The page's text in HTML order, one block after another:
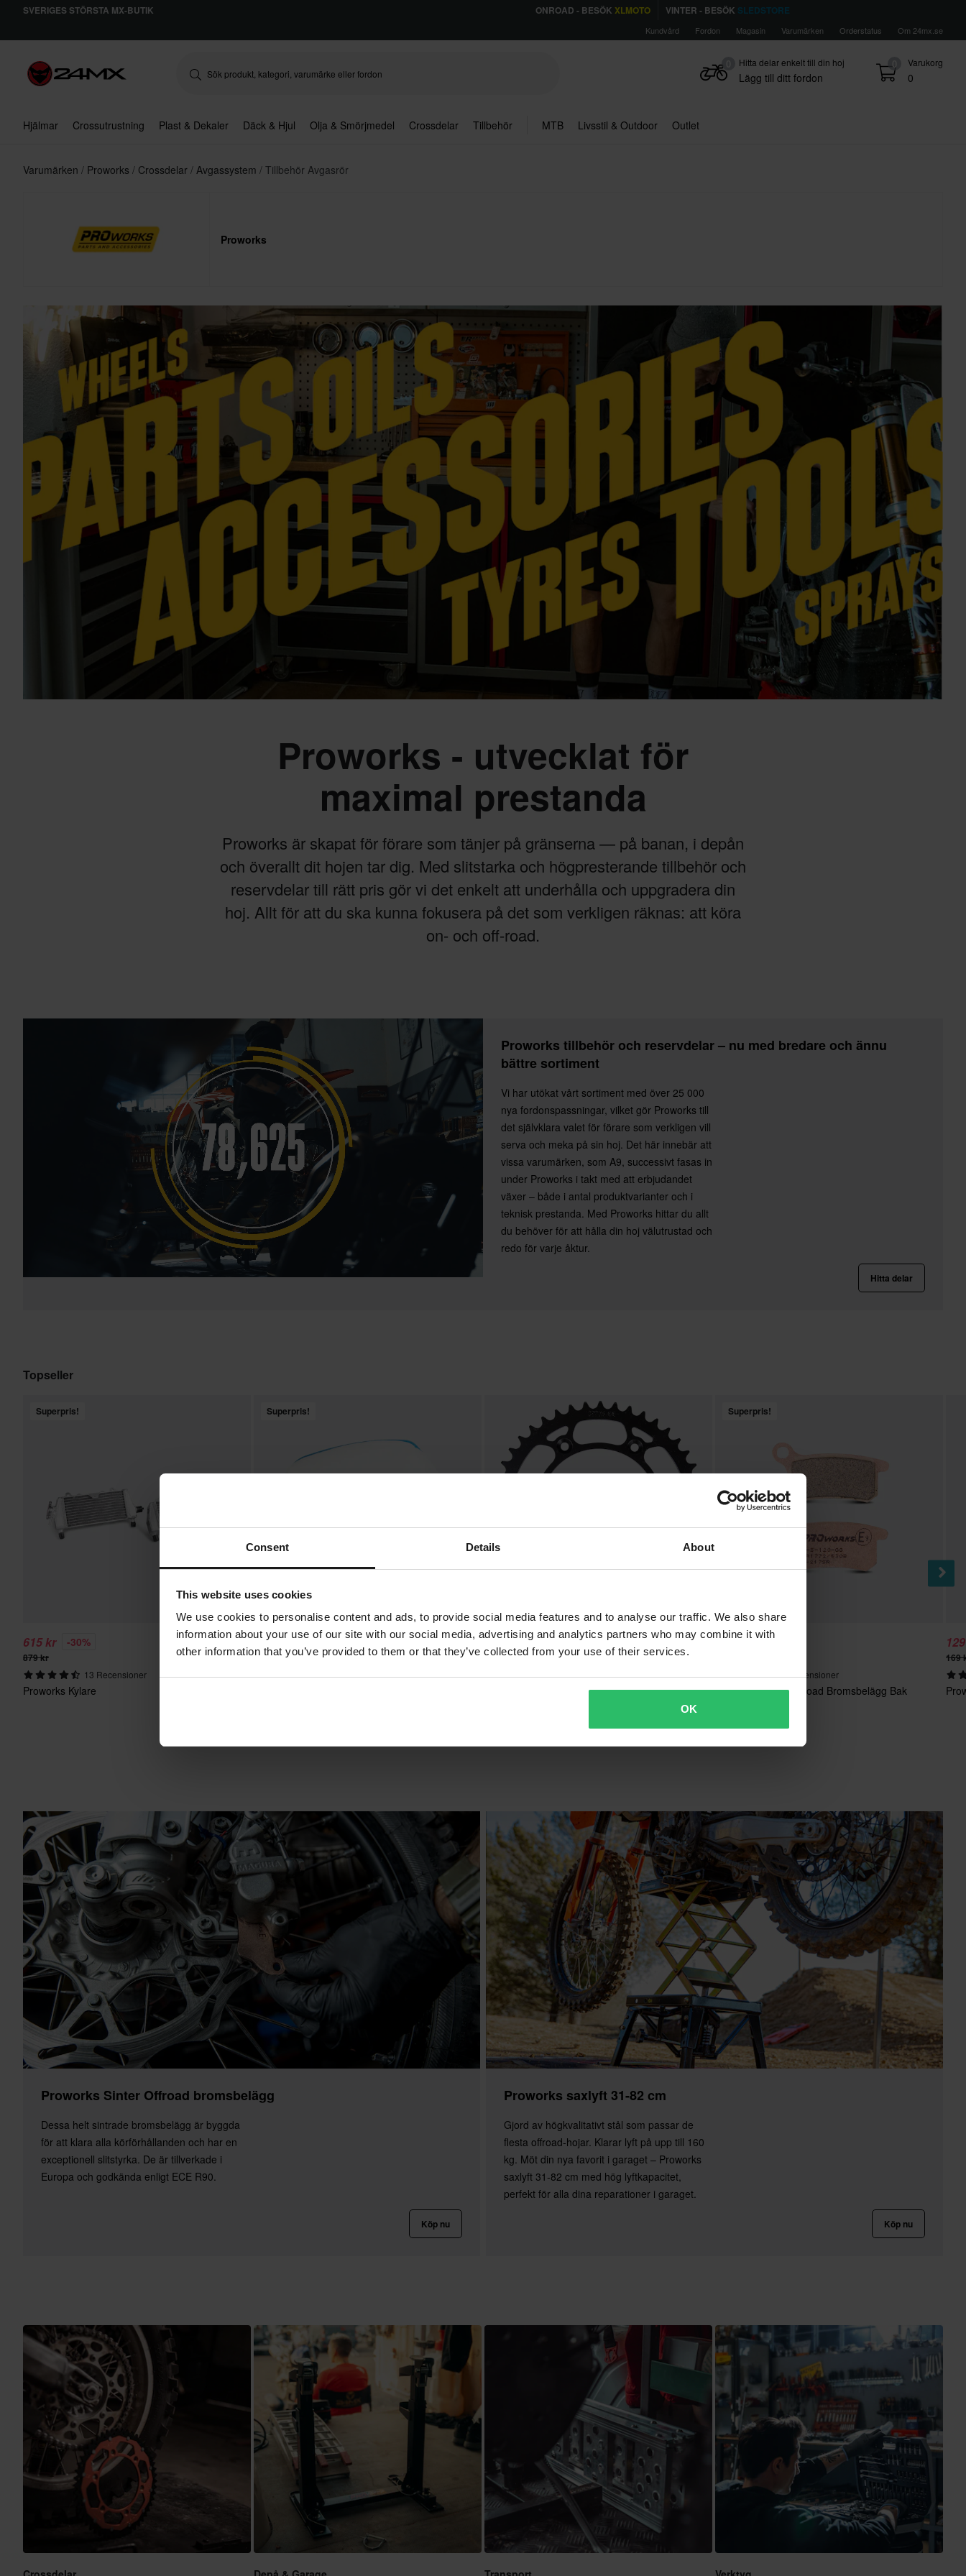
Consent Details About
This website uses cookies
We use cookies to personalise content and ads, to provide social media features and to analyse our traffic. We also share
information about your use of our site with our social media, advertising and analytics partners who may combine it with
other information that you’ve provided to them or that they’ve collected from your use of their services.
OK
SVERIGES STÖRSTA MX-BUTIK ONROAD - BESÖK XLMOTO VINTER - BESÖK SLEDSTORE
Kundvård Fordon Magasin Varumärken Orderstatus Om 24mx.se
0 Varukorg
0
Hitta delar enkelt till din hoj
Lägg till ditt fordon
Hjälmar Crossutrustning Plast & Dekaler Däck & Hjul Olja & Smörjmedel Crossdelar Tillbehör MTB Livsstil & Outdoor Outlet
Varumärken Proworks Crossdelar Avgassystem Tillbehör Avgasrör
Proworks
Proworks - utvecklat för
maximal prestanda
Proworks är skapat för förare som tänjer på gränserna — på banan, i depån
och överallt dit hojen tar dig. Med slitstarka och högpresterande tillbehör och
reservdelar till rätt pris gör vi det enkelt att underhålla och uppgradera din
hoj. Allt för att du ska kunna fokusera på det som verkligen räknas: att köra
on- och off-road.
Proworks tillbehör och reservdelar – nu med bredare och ännu
bättre sortiment
Vi har utökat vårt sortiment med över 25 000
nya fordonspassningar, vilket gör Proworks till
det självklara valet för förare som verkligen vill
serva och meka på sin hoj. Det här innebär att
vissa varumärken, som A9, successivt fasas in
under Proworks i takt med att erbjudandet
växer – både i antal produktvarianter och i
teknisk prestanda. Med Proworks hittar du allt
du behöver för att hålla din hoj välutrustad och
redo för varje åktur.
Hitta delar
Topseller
Superpris!
615 kr -30%
879 kr
13 Recensioner
Proworks Kylare
Superpris!
99 kr -41%
169 kr
64 Recensioner
219 kr -45%
399 kr
50 Recensioner
Superpris!
115 kr -32%
63 Recensioner
Proworks Sinter Offroad Bromsbelägg Bak
169
Proworks Sinter Offroad bromsbelägg
Dessa helt sintrade bromsbelägg är byggda
för att klara alla körförhållanden och har en
exceptionell slitstyrka. De är tillverkade i
Europa och godkända enligt ECE R90.
Köp nu
Proworks saxlyft 31-82 cm
Gjord av högkvalitativt stål som passar de
flesta offroad-hojar. Klarar lyft på upp till 160
kg. Möt din nya favorit i garaget – Proworks
saxlyft 31-82 cm med hög lyftkapacitet,
perfekt för alla dina reparationer i garaget.
Köp nu